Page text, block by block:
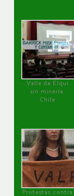
Valle de Elqui
sin minería.
Chile
Protestas contra